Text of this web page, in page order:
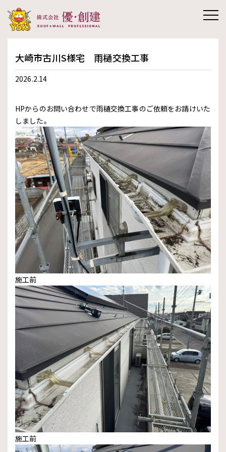
株式会社優創
建
大崎市古川S様宅 雨樋交換工事
2026.2.14
HPからのお問い合わせで雨樋交換工事のご依頼をお請けいた
しました。
施工前
施工前